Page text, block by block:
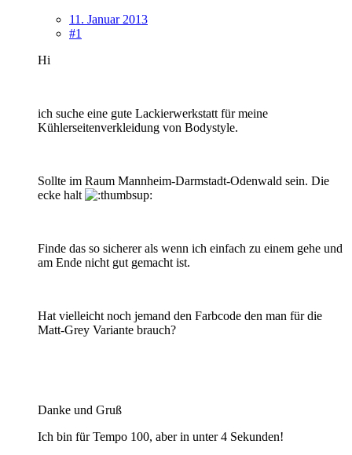
11. Januar 2013
#1
Hi
ich suche eine gute Lackierwerkstatt für meine
Kühlerseitenverkleidung von Bodystyle.
Sollte im Raum Mannheim-Darmstadt-Odenwald sein. Die
ecke halt
Finde das so sicherer als wenn ich einfach zu einem gehe und
am Ende nicht gut gemacht ist.
Hat vielleicht noch jemand den Farbcode den man für die
Matt-Grey Variante brauch?
Danke und Gruß
Ich bin für Tempo 100, aber in unter 4 Sekunden!